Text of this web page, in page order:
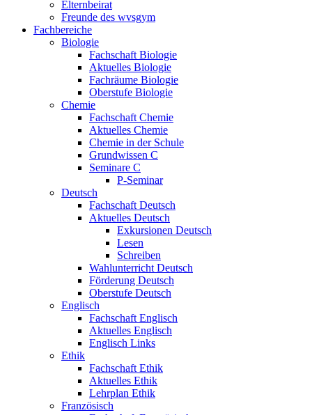
Elternbeirat
Freunde des wvsgym
Fachbereiche
Biologie
Fachschaft Biologie
Aktuelles Biologie
Fachräume Biologie
Oberstufe Biologie
Chemie
Fachschaft Chemie
Aktuelles Chemie
Chemie in der Schule
Grundwissen C
Seminare C
P-Seminar
Deutsch
Fachschaft Deutsch
Aktuelles Deutsch
Exkursionen Deutsch
Lesen
Schreiben
Wahlunterricht Deutsch
Förderung Deutsch
Oberstufe Deutsch
Englisch
Fachschaft Englisch
Aktuelles Englisch
Englisch Links
Ethik
Fachschaft Ethik
Aktuelles Ethik
Lehrplan Ethik
Französisch